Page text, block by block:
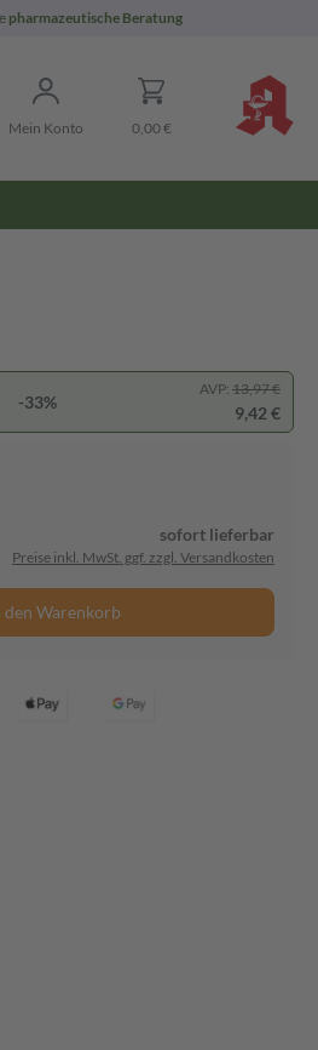
pharmazeutische Beratung
Mein Konto 0,00 €
-33%
AVP: 13,97 €
9,42 €
sofort lieferbar
Preise inkl. MwSt. ggf. zzgl. Versandkosten
den Warenkorb